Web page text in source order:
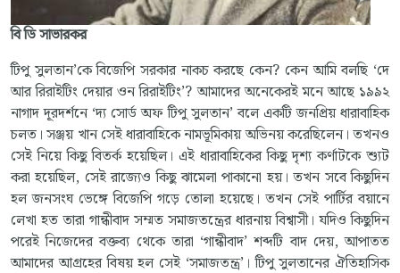
বি ডি সাভারকর
টিপু সুলতান’কে বিজেপি সরকার নাকচ করছে কেন? কেন আমি বলছি ‘দে
আর রিরাইটিং দেয়ার ওন রিরাইটিং’? আমাদের অনেকেরই মনে আছে ১৯৯২
নাগাদ দূরদর্শনে ‘দ্য সোর্ড অফ টিপু সুলতান’ বলে একটি জনপ্রিয় ধারাবাহিক
চলত। সঞ্জয় খান সেই ধারাবাহিকে নামভূমিকায় অভিনয় করেছিলেন। তখনও
সেই নিয়ে কিছু বিতর্ক হয়েছিল। এই ধারাবাহিকের কিছু দৃশ্য কর্ণাটকে শ্যুট
করা হয়েছিল, সেই রাজ্যেও কিছু ঝামেলা পাকানো হয়। তখন সবে কিছুদিন
হল জনসংঘ ভেঙ্গে বিজেপি গড়ে তোলা হয়েছে। তখন সেই পার্টির বয়ানে
লেখা হত তারা গান্ধীবাদ সম্মত সমাজতন্ত্রের ধারনায় বিশ্বাসী। যদিও কিছুদিন
পরেই নিজেদের বক্তব্য থেকে তারা ‘গান্ধীবাদ’ শব্দটি বাদ দেয়, আপাতত
আমাদের আগ্রহের বিষয় হল সেই ‘সমাজতন্ত্র’। টিপু সুলতানের ঐতিহাসিক